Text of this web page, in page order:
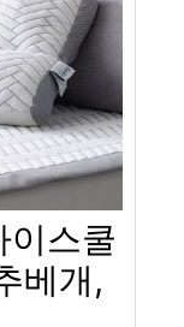
이스쿨
베개,